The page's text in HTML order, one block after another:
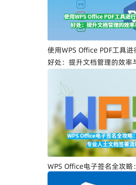
使用WPS Office PDF工具
好处：提升文档管理的效率
WPS Office电子签名全攻略